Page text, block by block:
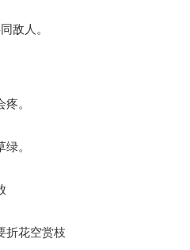
敌人。
。
。
折花空赏枝